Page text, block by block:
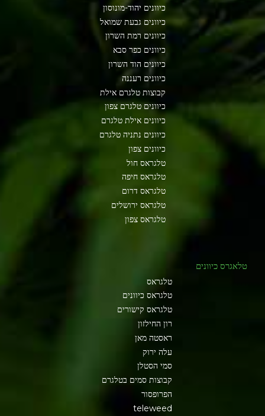
כיוונים יהוד-מונוסון
כיוונים גבעת שמואל
כיוונים רמת השרון
כיוונים כפר סבא
כיוונים הוד השרון
כיוונים רעננה
קבוצות טלגרם אילת
כיוונים טלגרם צפון
כיוונים אילת טלגרם
כיוונים נתניה טלגרם
כיוונים צפון
טלגראס חול
טלגראס חיפה
טלגראס דרום
טלגראס ירושלים
טלגראס צפון
טלאגרס כיוונים
טלגראס
טלגראס כיוונים
טלגראס קישורים
רון החילזון
ראסטה מאן
עלה ירוק
סמי הסטלן
קבוצות סמים בטלגרם
הפרופסור
teleweed